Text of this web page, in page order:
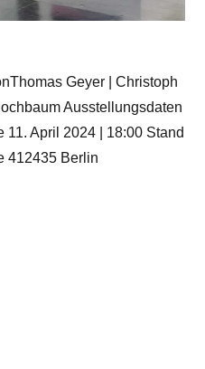
Geyer | Christoph
Ausstellungsdaten
11. April 2024 | 18:00 Stand
412435 Berlin